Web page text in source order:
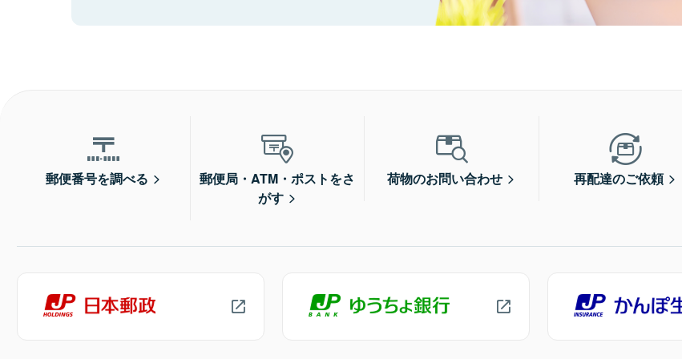
郵便番号を調べる
郵便局・ATM・ポストをさ
がす
荷物のお問い合わせ 再配達のご依頼